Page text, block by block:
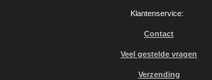
Klantenservice:
Contact
Veel gestelde vragen
Verzending